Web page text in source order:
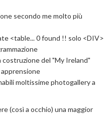
secondo me molto più
<table... 0 found !! solo <DIV>
del "My Ireland"
moltissime photogallery a
(così a occhio) una maggior